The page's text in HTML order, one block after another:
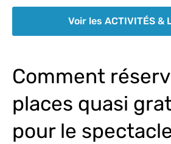
Voir les ACTIVITÉS &
Comment
places quasi
pour le